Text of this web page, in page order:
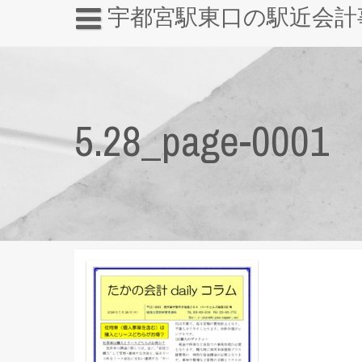
宇都宮駅東口の駅近会
5.28_page-0001